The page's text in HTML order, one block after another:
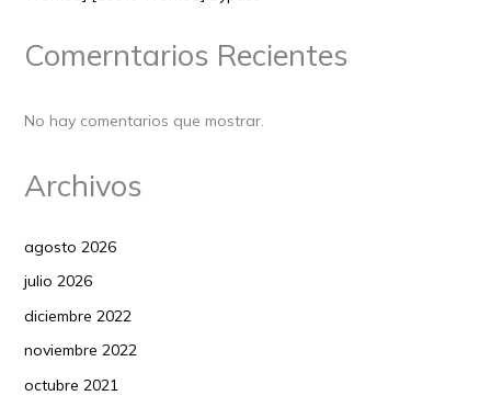
Comerntarios Recientes
No hay comentarios que mostrar.
Archivos
agosto 2026
julio 2026
diciembre 2022
noviembre 2022
octubre 2021